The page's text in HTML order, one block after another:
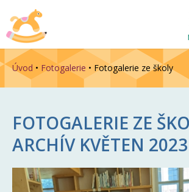
Úvod • Fotogalerie • Fotogalerie ze školy
FOTOGALERIE ZE
ARCHÍV KVĚTEN 2023